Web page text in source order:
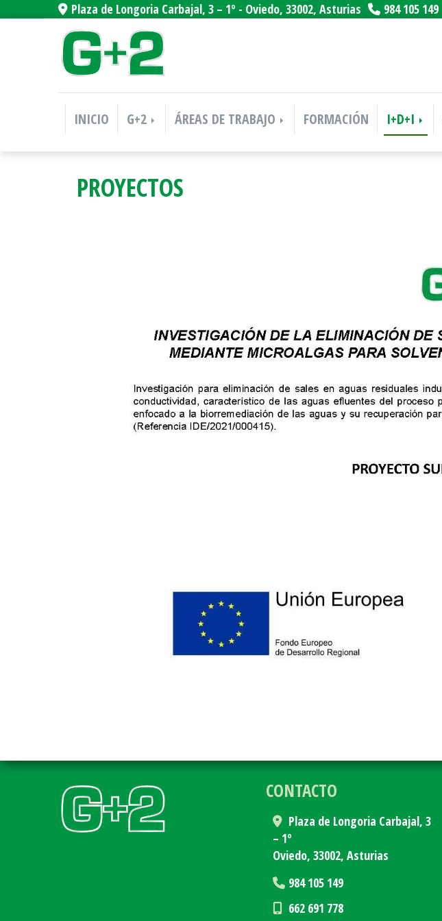
Plaza de Longoria Carbajal, 3 – 1º - Oviedo, 33002, Asturias 984 105 149
INICIO G+2 ÁREAS DE TRABAJO FORMACIÓN I+D+I
PROYECTOS
CONTACTO
Plaza de Longoria Carbajal, 3
– 1º
Oviedo,33002,Asturias
984 105 149
662 691 778